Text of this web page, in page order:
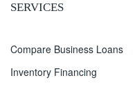
SERVICES
Compare Business Loans
Inventory Financing